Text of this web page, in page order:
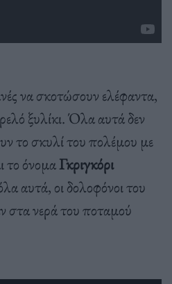
να σκοτώσουν ελέφαντα,
ξυλίκι. Όλα αυτά δεν
το σκυλί του πολέμου με
το όνομαΓκριγκόρι
αυτά, οι δολοφόνοι του
στα νερά του ποταμού